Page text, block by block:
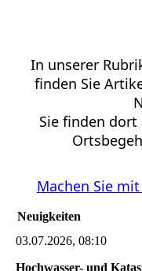
In unserer
finden Sie
Sie finden
Machen Sie
Neuigkeiten
03.07.2026, 08:10
Hochwasser- und